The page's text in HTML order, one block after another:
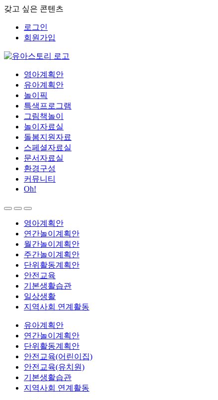
갖고 싶은 콘텐츠
로그인
회원가입
영아계획안
유아계획안
놀이픽
특색프로그램
그림책놀이
놀이자료실
돌봄지원자료
스페셜자료실
문서자료실
환경구성
커뮤니티
Oh!
영아계획안
연간놀이계획안
월간놀이계획안
주간놀이계획안
단위활동계획안
안전교육
기본생활습관
일상생활
지역사회 연계활동
유아계획안
연간놀이계획안
단위활동계획안
안전교육(어린이집)
안전교육(유치원)
기본생활습관
지역사회 연계활동